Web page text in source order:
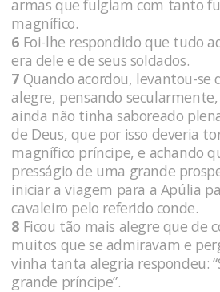
armas que fulgiam com tanto
magnífico.
6 Foi-lhe respondido que tudo
era dele e de seus soldados.
7 Quando acordou, levantou-se
alegre, pensando
ainda não tinha saboreado
de Deus, que por isso deveria
magnífico príncipe, e achando
presságio de uma grande
iniciar a viagem para a Apúlia
cavaleiro pelo referido conde.
8 Ficou tão mais alegre que de
muitos que se admiravam e
vinha tanta alegria respondeu:
grande príncipe”.